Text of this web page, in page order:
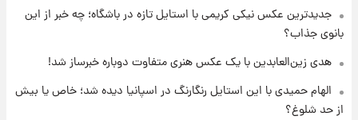
تصاویر عمامه بستن به شیوه خاتمی/ویدیو
جدیدترین عکس نیکی کریمی با استایل تازه در باشگاه؛ چه خبر از این
بانوی جذاب؟
هدی زین‌العابدین با یک عکس هنری متفاوت دوباره خبرساز شد!
الهام حمیدی با این استایل رنگارنگ در اسپانیا دیده شد؛ خاص یا بیش
از حد شلوغ؟